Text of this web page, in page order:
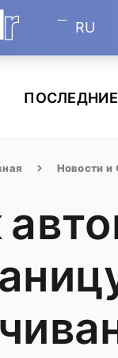
RU
ПОСЛЕДНИЕ
Новости и